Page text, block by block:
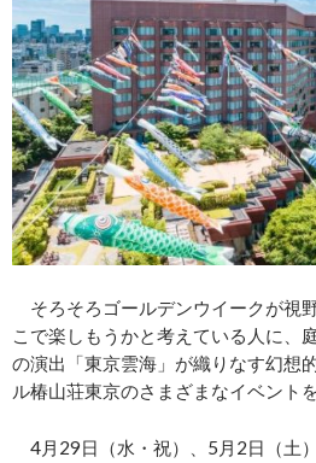
そろそろゴールデンウイークが視
こで楽しもうかと考えている人に、
の演出「東京雲海」が織りなす幻想
ル椿山荘東京のさまざまなイベント
4月29日（水・祝）、5月2日（土